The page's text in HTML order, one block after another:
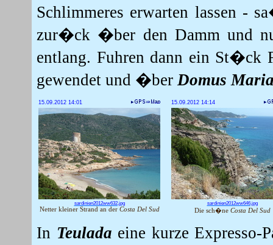
Schlimmeres erwarten lassen -
zur�ck �ber den Damm und
entlang. Fuhren dann ein St�ck
gewendet und �berDomus
15.09.2012 14:01
sardinien2012ww632.jpg
Netter kleiner Strand an der Costa Del Sud
15.09.2012 14:14
sardinien2012ww646.jpg
Die sch�ne Costa Del Sud
In Teulada eine kurze Expresso-